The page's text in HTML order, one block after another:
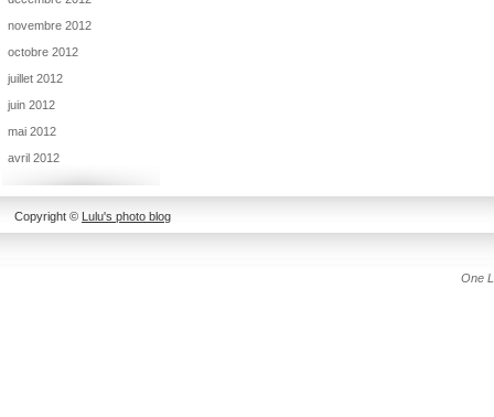
novembre 2012
octobre 2012
juillet 2012
juin 2012
mai 2012
avril 2012
Copyright © Lulu's photo blog
One